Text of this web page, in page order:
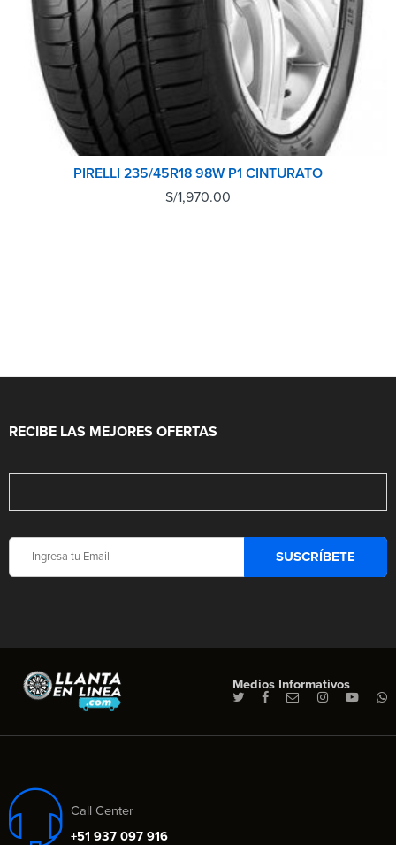
PIRELLI 235/45R18 98W P1 CINTURATO
S/1,970.00
RECIBE LAS MEJORES OFERTAS
Medios Informativos
Call Center
+51 937 097 916